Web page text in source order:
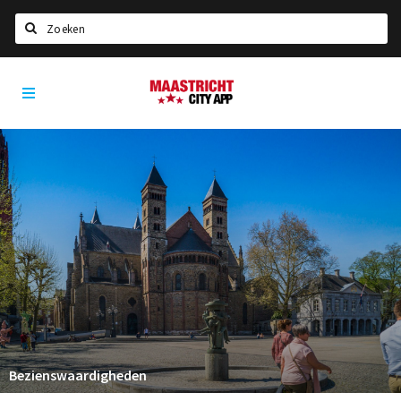
Home
Agenda
Party pics
Nieuws, interviews & blogs
Eten
Drinken
Slapen
Recreatief
Winkels
Maastricht
City
Bezienswaardigheden